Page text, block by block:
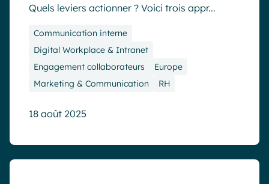
Quels leviers actionner ? Voici trois appr...
Communication interne
Digital Workplace & Intranet
Engagement collaborateurs
Europe
Marketing & Communication
RH
18 août 2025